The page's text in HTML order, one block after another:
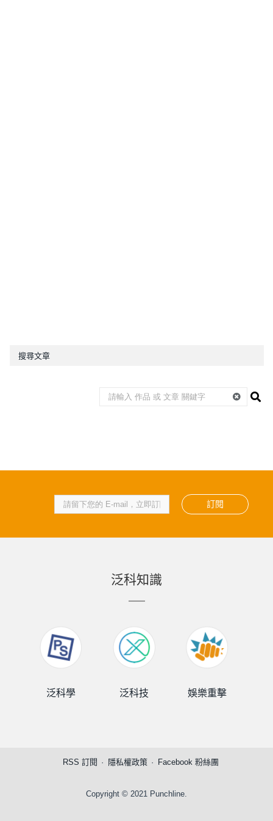
搜尋文章
訂閱
泛科知識
泛科學 泛科技 娛樂重擊
RSS 訂閱 隱私權政策 Facebook 粉絲團
Copyright © 2021 Punchline.